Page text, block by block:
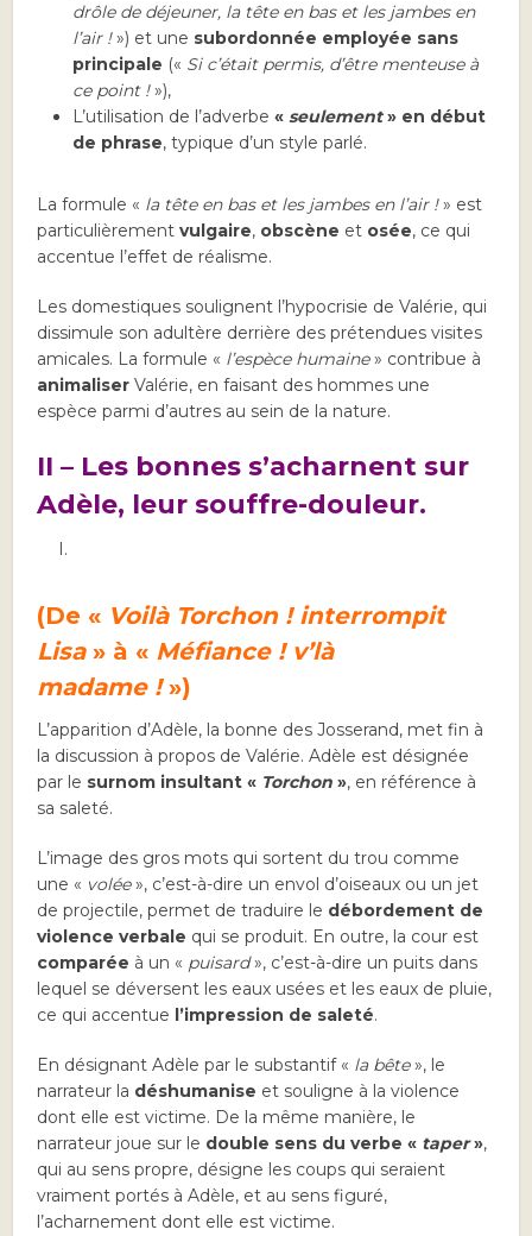
drôle de déjeuner, la tête en bas et les jambes en
l’air !») et une subordonnée employée sans
principale (« Si c’était permis, d’être menteuse à
ce point !»),
L’utilisation de l’adverbe«seulement» en début
de phrase, typique d’un style parlé.
La formule « la tête en bas et les jambes en l’air !» est
particulièrementvulgaire, obscène et osée, ce qui
accentue l’effet de réalisme.
Les domestiques soulignent l’hypocrisie de Valérie, qui
dissimule son adultère derrière des prétendues visites
amicales. La formule « l’espèce humaine» contribue à
animaliser Valérie, en faisant des hommes une
espèce parmi d’autres au sein de la nature.
II – Les bonnes s’acharnent sur
Adèle, leur souffre-douleur.
(De « Voilà Torchon ! interrompit
Lisa» à « Méfiance ! v’là
madame !»)
L’apparition d’Adèle, la bonne des Josserand, met fin à
la discussion à propos de Valérie. Adèle est désignée
par le surnom insultant « Torchon », en référence à
sa saleté.
L’image des gros mots qui sortent du trou comme
une « volée», c’est-à-dire un envol d’oiseaux ou un jet
de projectile, permet de traduire le débordement de
violence verbale qui se produit. En outre, la cour est
comparée à un « puisard», c’est-à-dire un puits dans
lequel se déversent les eaux usées et les eaux de pluie,
ce qui accentue l’impression de saleté.
En désignant Adèle par le substantif « la bête», le
narrateur la déshumanise et souligne à la violence
dont elle est victime. De la même manière, le
narrateur joue sur le double sens du verbe « taper»,
qui au sens propre, désigne les coups qui seraient
vraiment portés à Adèle, et au sens figuré,
l’acharnement dont elle est victime.